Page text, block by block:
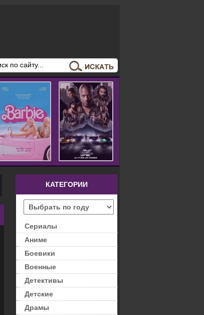
,Фантастика
КАТЕГОРИИ
Сериалы
Аниме
Боевики
Военные
Детективы
Детские
Драмы